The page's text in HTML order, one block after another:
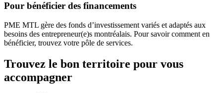
Pour bénéficier des financements
PME MTL gère des fonds d’investissement variés et adaptés aux
besoins des entrepreneur(e)s montréalais. Pour savoir comment en
bénéficier, trouvez votre pôle de services.
Trouvez le bon territoire pour vous
accompagner